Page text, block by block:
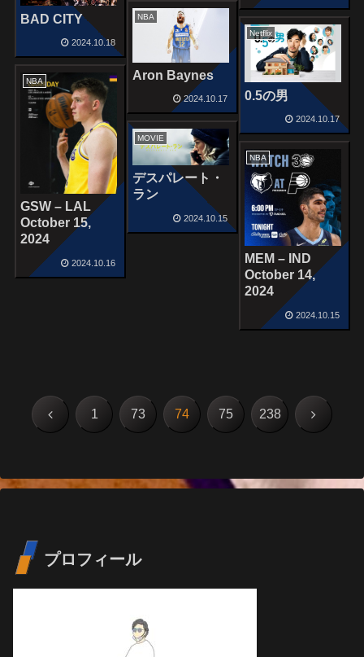
BAD CITY
2024.10.18
NBA
Aron Baynes
2024.10.17
Netflix
0.5の男
2024.10.17
NBA
GSW – LAL
October 15,
2024
2024.10.16
MOVIE
デスパレート・
ラン
2024.10.15
NBA
MEM – IND
October 14,
2024
2024.10.15
前 1 73 74 75 238 次
プロフィール